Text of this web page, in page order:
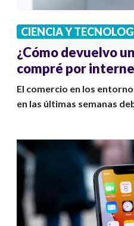
CIENCIA Y
¿Cómo devuelvo
compré por
El comercio en los
en las últimas semanas